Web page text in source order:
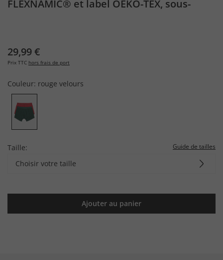
FLEXNAMIC® et label OEKO-TEX, sous-
29,99 €
Prix TTC hors frais de port
Couleur: rouge velours
Taille: Guide de tailles
Choisir votre taille
Ajouter au panier